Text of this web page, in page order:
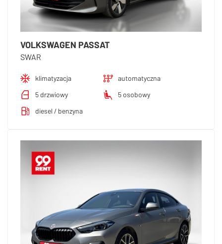
VOLKSWAGEN PASSAT
SWAR
klimatyzacja
automatyczna
5 drzwiowy
5 osobowy
diesel / benzyna